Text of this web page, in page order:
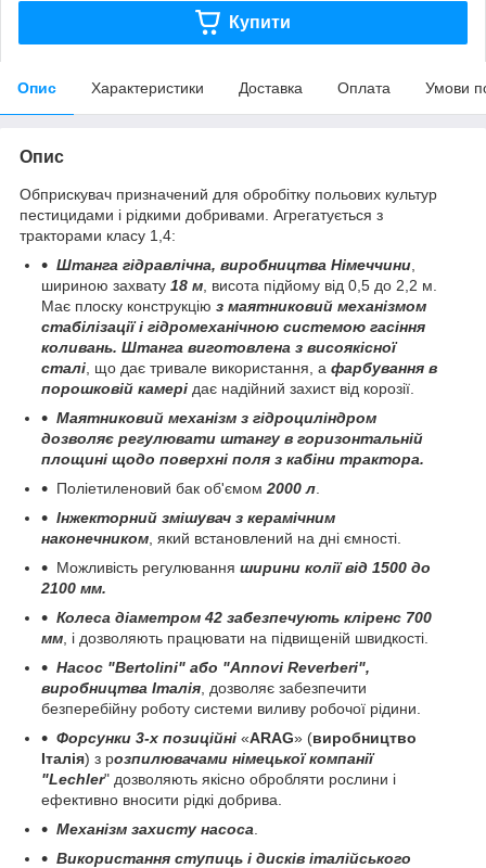
Купити
Опис Характеристики Доставка Оплата Умови
Опис
Обприскувач призначений для обробiтку польових культур
пестицидами i рiдкими добривами. Агрегатується з
тракторами класу 1,4:
Штанга гiдравлiчна, виробництва Нiмеччини
шириною захвату 18 м , висота пiдйому вiд 0,5 до 2,2 м.
Має плоску конструкцiю з маятниковий механiзмом
стабiлiзацiїi гiдромеханiчною системою гасiння
коливань. Штанга виготовлена з висоякiсної
сталi , що дає тривале використання, а фарбування в
порошковiй камерi дає надiйний захист вiд корозiї.
Маятниковий механiзм з гiдроцилiндром
дозволяє регулювати штангу в горизонтальнiй
площинi щодо поверхнi поля з кабiни трактора.
Полiетиленовий бак об'ємом 2000 л
Iнжекторний змiшувач з керамiчним
наконечником , який встановлений на днi ємностi.
Можливiсть регулювання ширини колiї вiд 1500 до
2100 мм.
Колеса дiаметром 42 забезпечують клiренс 700
мм , i дозволяють працювати на пiдвищенiй швидкостi.
Насос "Bertolini" або "Annovi Reverberi",
виробництва Італiя , дозволяє забезпечити
безперебiйну роботу системи виливу робочої рiдини.
Форсунки 3-х позиційні «ARAG» (виробництво
Італiя) з розпилювачами нiмецької компанiї
"Lechler" дозволяють якiсно обробляти рослини i
ефективно вносити рiдкi добрива.
Механiзм захисту насоса
Використання ступиць i дискiв iталiйського